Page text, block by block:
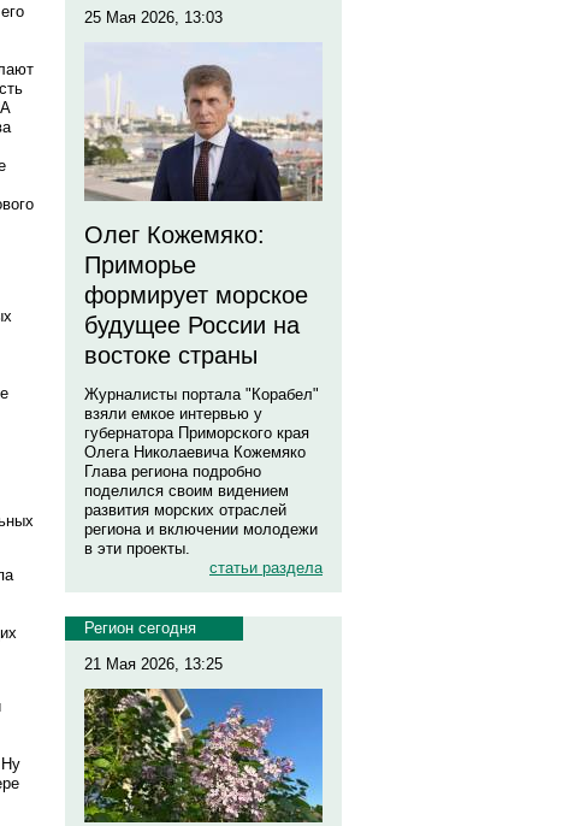
Ну
25 Мая 2026, 13:03
Олег Кожемяко:
Приморье
формирует морское
будущее России на
востоке страны
Журналисты портала "Корабел"
взяли емкое интервью у
губернатора Приморского края
Олега Николаевича Кожемяко
Глава региона подробно
поделился своим видением
развития морских отраслей
региона и включении молодежи
в эти проекты.
статьи раздела
Регион сегодня
21 Мая 2026, 13:25